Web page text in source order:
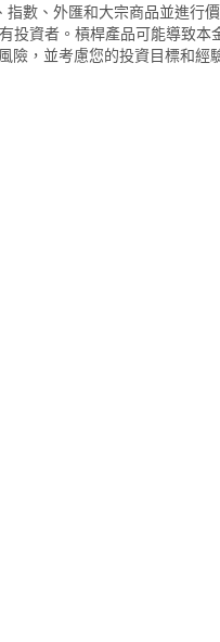
分化
稅影響
數、外匯和大宗商品並進行
投資者。槓桿產品可能導致本
險，並考慮您的投資目標和經